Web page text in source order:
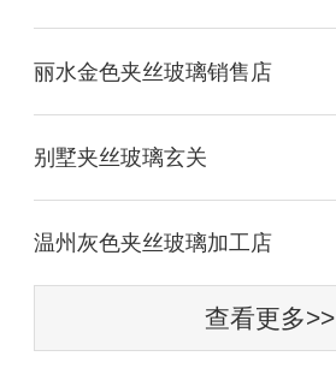
丽水金色夹丝玻璃销售店
别墅夹丝玻璃玄关
温州灰色夹丝玻璃加工店
查看更多>>